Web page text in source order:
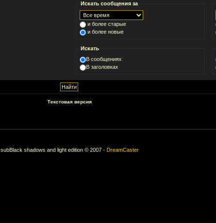
Искать сообщения за
и более старые
и более новые
Искать
В сообщениях
В заголовках
Текстовая версия
subBlack shadows and light edition © 2007 - DreamCaster